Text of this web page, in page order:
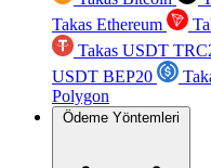
Takas Ethereum
Takas USDT
USDT BEP20
Polygon
Ödeme Yöntemleri